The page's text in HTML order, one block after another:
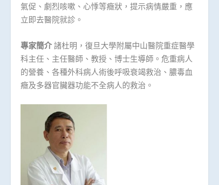
氣促、劇烈咳嗽、心悸等癥狀，提示病情嚴重，應
立即去醫院就診。
專家簡介諸杜明，復旦大學附屬中山醫院重症醫學
科主任、主任醫師、教授、博士生導師。危重病人
的營養、各種外科病人術後呼吸衰竭救治、膿毒血
癥及多器官臟器功能不全病人的救治。